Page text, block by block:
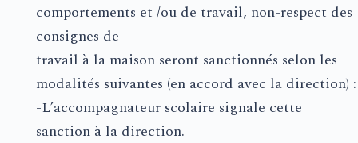
comportements et /ou de travail, non-respect des
consignes de
travail à la maison seront sanctionnés selon les
modalités suivantes (en accord avec la direction) :
-L’accompagnateur scolaire signale cette
sanction à la direction.